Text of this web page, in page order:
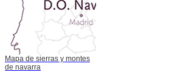
Mapa de sierras y montes
de navarra